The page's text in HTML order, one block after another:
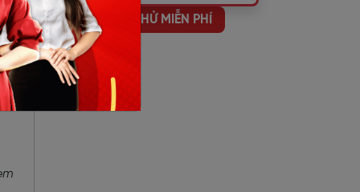
HỌC THỬ MIỄN PHÍ